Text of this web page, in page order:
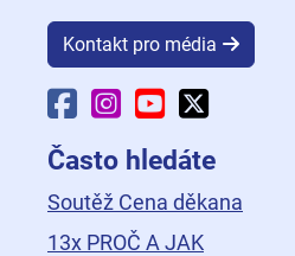
Kontakt pro média
Facebook Fakulty
Instagram Fakulty
YouTube
Často hledáte
Soutěž Cena děkana
13x PROČ A JAK